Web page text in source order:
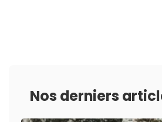
Nos derniers